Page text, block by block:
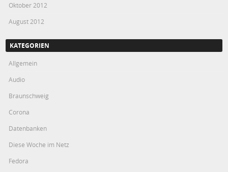
Oktober 2012
August 2012
KATEGORIEN
Allgemein
Audio
Braunschweig
Corona
Datenbanken
Diese Woche im Netz
Fedora